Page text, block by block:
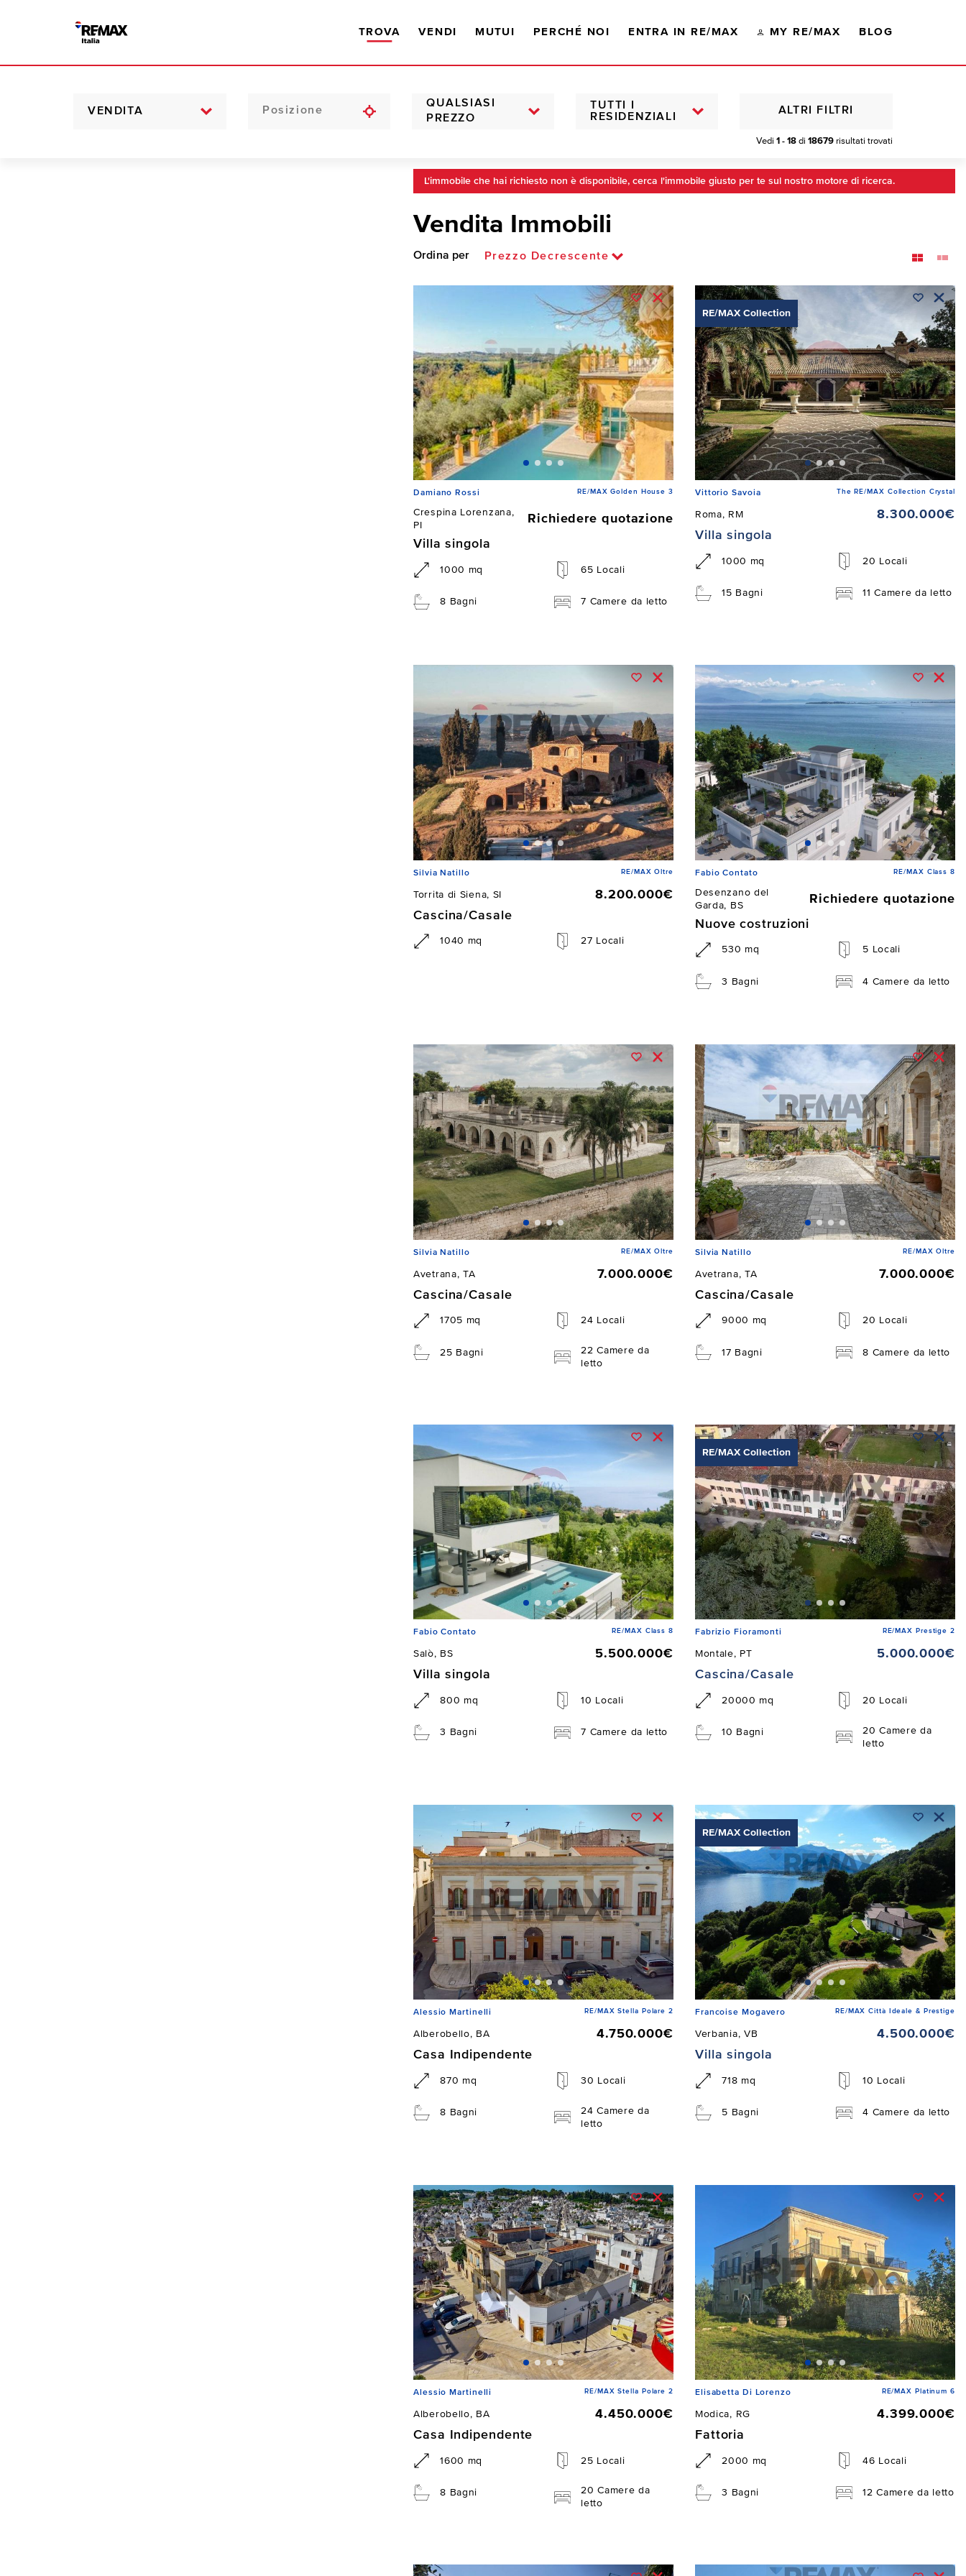
TROVA VENDI MUTUI PERCHÉ NOI ENTRA IN RE/MAX MY RE/MAX BLOG
VENDITA
QUALSIASI
PREZZO
TUTTI I
RESIDENZIALI
Vedi 1 - 18 di 18679 risultati trovati
ALTRI FILTRI
L'immobile che hai richiesto non è disponibile, cerca l'immobile giusto per te sul nostro motore di ricerca.
Vendita Immobili
Ordina per Prezzo Decrescente
Damiano Rossi RE/MAX Golden House 3
Crespina Lorenzana,
PI
Richiedere quotazione
Villa singola
1000 mq 65 Locali
8 Bagni 7 Camere da letto
RE/MAX Collection
Vittorio Savoia The RE/MAX Collection Crystal
Roma, RM
8.300.000€
Villa singola
1000 mq 20 Locali
15 Bagni 11 Camere da letto
Silvia Natillo RE/MAX Oltre
Torrita di Siena, SI
8.200.000€
Cascina/Casale
1040 mq 27 Locali
Fabio Contato RE/MAX Class 8
Desenzano del
Garda, BS
Richiedere quotazione
Nuove costruzioni
530 mq 5 Locali
3 Bagni 4 Camere da letto
Silvia Natillo RE/MAX Oltre
Avetrana, TA
7.000.000€
Cascina/Casale
1705 mq 24 Locali
25 Bagni
22 Camere da
letto
Silvia Natillo RE/MAX Oltre
Avetrana, TA
7.000.000€
Cascina/Casale
9000 mq 20 Locali
17 Bagni 8 Camere da letto
Fabio Contato RE/MAX Class 8
Salò, BS
5.500.000€
Villa singola
800 mq 10 Locali
3 Bagni 7 Camere da letto
RE/MAX Collection
Fabrizio Fioramonti RE/MAX Prestige 2
Montale, PT
5.000.000€
Cascina/Casale
20000 mq 20 Locali
10 Bagni
20 Camere da
letto
Alessio Martinelli RE/MAX Stella Polare 2
Alberobello, BA
4.750.000€
Casa Indipendente
870 mq 30 Locali
8 Bagni
24 Camere da
letto
RE/MAX Collection
Francoise Mogavero RE/MAX Città Ideale & Prestige
Verbania, VB
4.500.000€
Villa singola
718 mq 10 Locali
5 Bagni 4 Camere da letto
Alessio Martinelli RE/MAX Stella Polare 2
Alberobello, BA
4.450.000€
Casa Indipendente
1600 mq 25 Locali
8 Bagni
20 Camere da
letto
Elisabetta Di Lorenzo RE/MAX Platinum 6
Modica, RG
4.399.000€
Fattoria
2000 mq 46 Locali
3 Bagni 12 Camere da letto